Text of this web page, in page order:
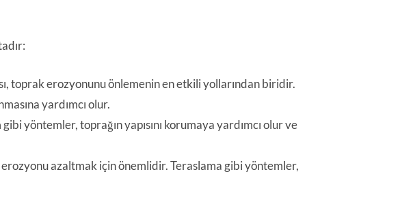
toprak erozyonunu önlemenin en etkili yollarından biridir.
yardımcı olur.
yöntemler, toprağın yapısını korumaya yardımcı olur ve
erozyonu azaltmak için önemlidir. Teraslama gibi yöntemler,